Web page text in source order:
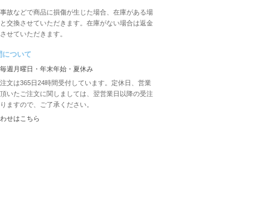
故などで商品に損傷が生じた場合、在庫がある場
交換させていただきます。在庫がない場合は返金
せていただきます。
について
週月曜日・年末年始・夏休み
文は365日24時間受付しています。定休日、営業
いたご注文に関しましては、翌営業日以降の受注
ますので、ご了承ください。
せは こちら